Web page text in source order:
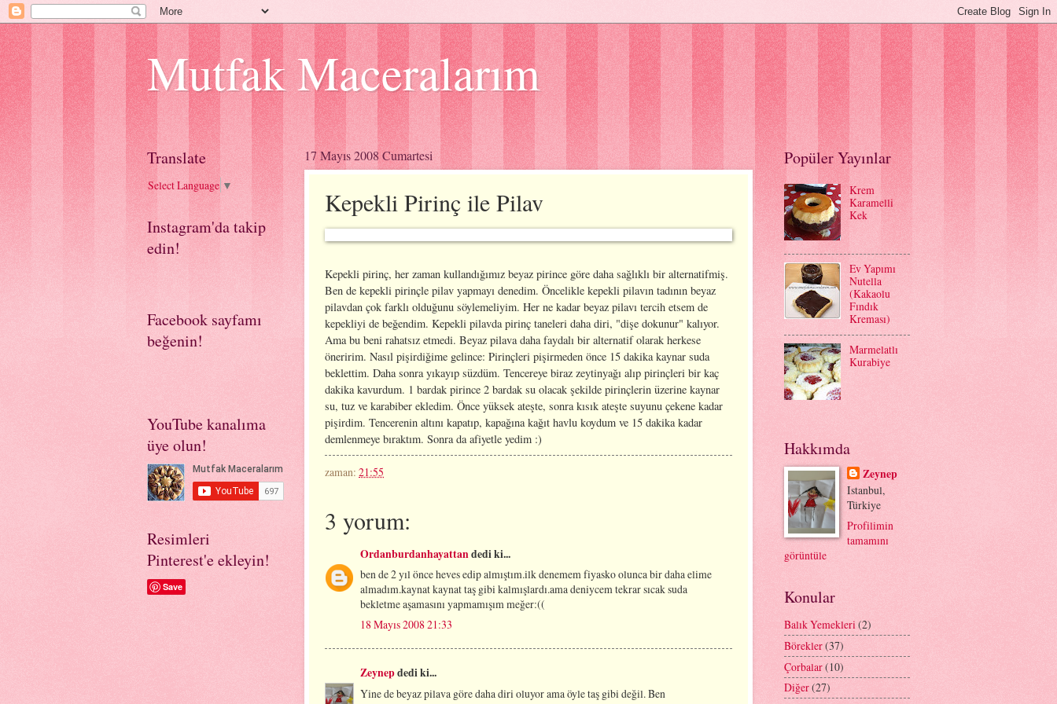
Mutfak Maceralarım
17 Mayıs 2008 Cumartesi
Kepekli Pirinç ile Pilav
Kepekli pirinç, her zaman kullandığımız beyaz pirince göre daha sağlıklı bir alternatifmiş.
Ben de kepekli pirinçle pilav yapmayı denedim. Öncelikle kepekli pilavın tadının beyaz
pilavdan çok farklı olduğunu söylemeliyim. Her ne kadar beyaz pilavı tercih etsem de
kepekliyi de beğendim. Kepekli pilavda pirinç taneleri daha diri, "dişe dokunur" kalıyor.
Ama bu beni rahatsız etmedi. Beyaz pilava daha faydalı bir alternatif olarak herkese
öneririm. Nasıl pişirdiğime gelince: Pirinçleri pişirmeden önce 15 dakika kaynar suda
beklettim. Daha sonra yıkayıp süzdüm. Tencereye biraz zeytinyağı alıp pirinçleri bir kaç
dakika kavurdum. 1 bardak pirince 2 bardak su olacak şekilde pirinçlerin üzerine kaynar
su, tuz ve karabiber ekledim. Önce yüksek ateşte, sonra kısık ateşte suyunu çekene kadar
pişirdim. Tencerenin altını kapatıp, kapağına kağıt havlu koydum ve 15 dakika kadar
demlenmeye bıraktım. Sonra da afiyetle yedim :)
zaman: 21:55
3 yorum:
Ordanburdanhayattandedi ki...
ben de 2 yıl önce heves edip almıştım.ilk denemem fiyasko olunca bir daha elime
almadım.kaynat kaynat taş gibi kalmışlardı.ama deniycem tekrar sıcak suda
bekletme aşamasını yapmamışım meğer:((
18 Mayıs 2008 21:33
Zeynepdedi ki...
Yine de beyaz pilava göre daha diri oluyor ama öyle taş gibi değil. Ben
Translate
Select Language ▼
Instagram'da takip
edin!
Facebook sayfamı
beğenin!
YouTube kanalıma
üye olun!
Resimleri
Pinterest'e ekleyin!
Save
Popüler Yayınlar
Krem
Karamelli
Kek
Ev Yapımı
Nutella
(Kakaolu
Fındık
Kreması)
Marmelatlı
Kurabiye
Hakkımda
Zeynep
Istanbul,
Türkiye
Profilimin
tamamını
görüntüle
Konular
Balık Yemekleri(2)
Börekler(37)
Çorbalar(10)
Diğer(27)